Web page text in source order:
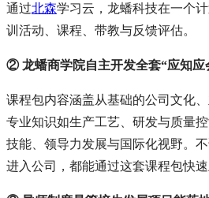
通过北森学习云，龙蟠科技在一个
训活动、课程、带教与反馈评估。
② 龙蟠商学院自主开发全套“应知应
课程包内容涵盖从基础的公司文化
专业知识如生产工艺、研发与质量
技能、领导力发展与国际化视野。
进入公司，都能通过这套课程包快速